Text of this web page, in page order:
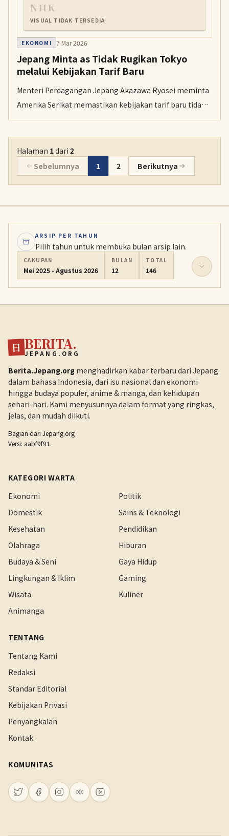
NHK
VISUAL TIDAK TERSEDIA
EKONOMI 7 Mar 2026
Jepang Minta as Tidak Rugikan Tokyo
melalui Kebijakan Tarif Baru
Menteri Perdagangan Jepang Akazawa Ryosei meminta
Amerika Serikat memastikan kebijakan tarif baru tidak
merugikan posisi Tokyo dibandingkan kesepakatan
Halaman 1dari 2
Sebelumnya
1 2 Berikutnya
ARSIP PER TAHUN
Pilih tahun untuk membuka bulan arsip lain.
CAKUPAN
Mei 2025 - Agustus 2026
BULAN
12
TOTAL
146
日 BERITA.
JEPANG.ORG
Berita.Jepang.org menghadirkan kabar terbaru dari Jepang
dalam bahasa Indonesia, dari isu nasional dan ekonomi
hingga budaya populer, anime & manga, dan kehidupan
sehari-hari. Kami menyusunnya dalam format yang ringkas,
jelas, dan mudah diikuti.
Bagian dari Jepang.org
Versi: aabf9f91.
KATEGORI WARTA
Ekonomi
Politik
Domestik
Sains & Teknologi
Kesehatan
Pendidikan
Olahraga
Hiburan
Budaya & Seni
Gaya Hidup
Lingkungan & Iklim
Gaming
Wisata
Kuliner
Animanga
TENTANG
Tentang Kami
Redaksi
Standar Editorial
Kebijakan Privasi
Penyangkalan
Kontak
KOMUNITAS